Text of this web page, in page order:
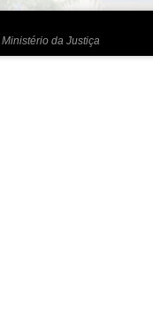
Ministério da Justiça